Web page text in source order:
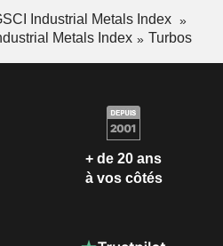
Industrial Metals Index
Metals Index
Turbos
+ de 20 ans
à vos côtés